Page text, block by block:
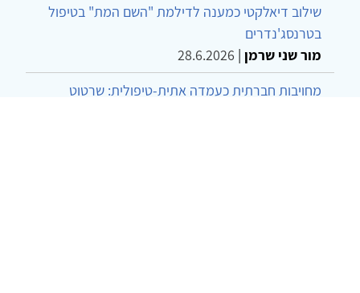
שילוב דיאלקטי כמענה לדילמת "השם המת" בטיפול
בטרנסג'נדרים
מור שני שרמן |
28.6.2026
מחויבות חברתית כעמדה אתית-טיפולית: שרטוט